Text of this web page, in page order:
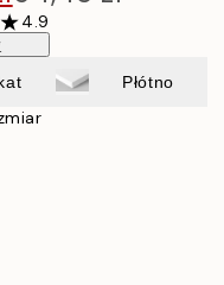
4.9
Płótno